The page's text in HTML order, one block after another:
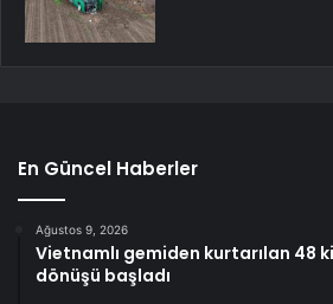
En Güncel Haberler
Ağustos 9, 2026
Vietnamlı gemiden kurtarılan 48
dönüşü başladı